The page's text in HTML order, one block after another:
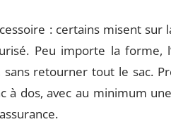
: certains misent sur
Peu importe la forme,
retourner tout le sac.
à dos, avec au minimum